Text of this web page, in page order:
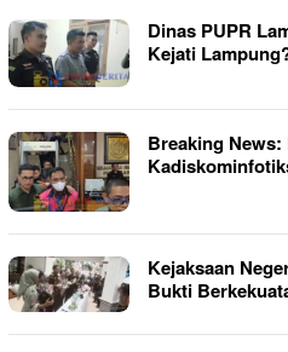
Dinas PUPR
Kejati
Breaking News:
Kejaksaan
Bukti